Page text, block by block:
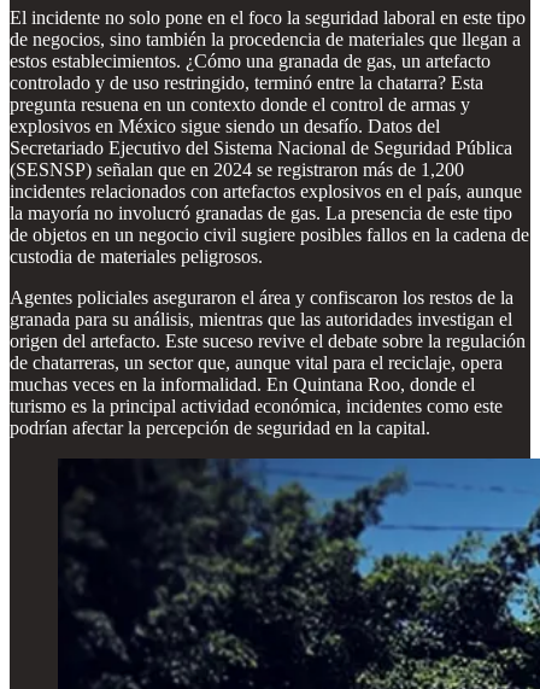
El incidente no solo pone en el foco la seguridad laboral en este tipo
de negocios, sino también la procedencia de materiales que llegan a
estos establecimientos. ¿Cómo una granada de gas, un artefacto
controlado y de uso restringido, terminó entre la chatarra? Esta
pregunta resuena en un contexto donde el control de armas y
explosivos en México sigue siendo un desafío. Datos del
Secretariado Ejecutivo del Sistema Nacional de Seguridad Pública
(SESNSP) señalan que en 2024 se registraron más de 1,200
incidentes relacionados con artefactos explosivos en el país, aunque
la mayoría no involucró granadas de gas. La presencia de este tipo
de objetos en un negocio civil sugiere posibles fallos en la cadena de
custodia de materiales peligrosos.
Agentes policiales aseguraron el área y confiscaron los restos de la
granada para su análisis, mientras que las autoridades investigan el
origen del artefacto. Este suceso revive el debate sobre la regulación
de chatarreras, un sector que, aunque vital para el reciclaje, opera
muchas veces en la informalidad. En Quintana Roo, donde el
turismo es la principal actividad económica, incidentes como este
podrían afectar la percepción de seguridad en la capital.